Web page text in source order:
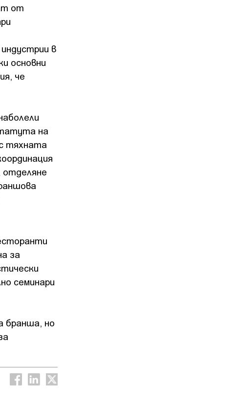
от
в
основни
че
на
тяхната
за
семинари
бранша, но